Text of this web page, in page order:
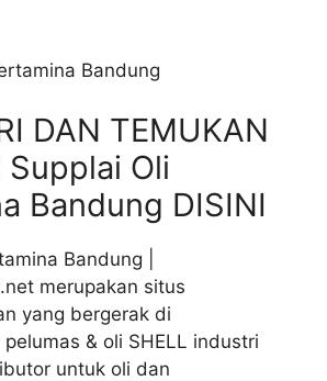
DAN TEMUKAN
Supplai Oli
Bandung DISINI
Bandung |
merupakan situs
yang bergerak di
& oli SHELL industri
untuk oli dan